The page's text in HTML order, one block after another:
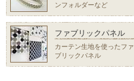
ンフォルダーなど
ファブリックパネル
カーテン生地を使ったファ
ブリックパネル